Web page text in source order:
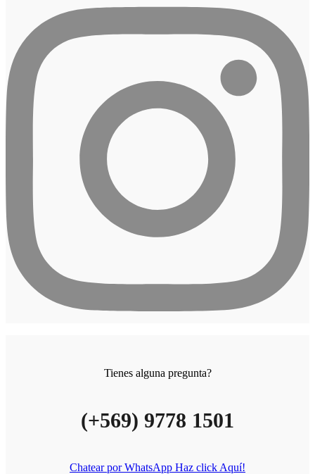
Tienes alguna pregunta?
(+569) 9778 1501
Chatear por WhatsApp Haz click Aquí!